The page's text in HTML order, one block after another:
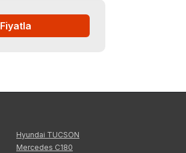
Fiyatla
Hyundai TUCSON
Mercedes C180